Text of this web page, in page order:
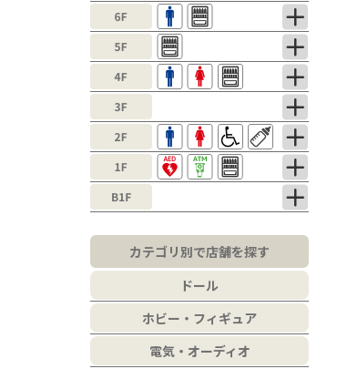
カテゴリ別で店舗を探す
ドール
ホビー・フィギュア
電気・オーディオ